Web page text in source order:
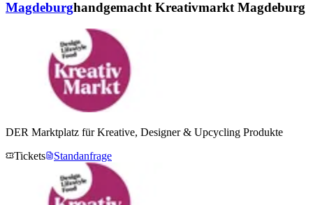
Magdeburghandgemacht Kreativmarkt Magdeburg
DER Marktplatz für Kreative, Designer & Upcycling Produkte
Tickets
Standanfrage